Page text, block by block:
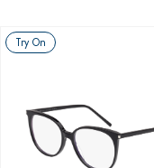
Try On